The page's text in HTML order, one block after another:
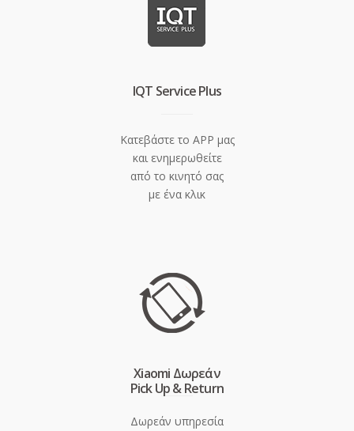
IQT Service Plus
Κατεβάστε το APP μας
και ενημερωθείτε
από το κινητό σας
με ένα κλικ
Xiaomi Δωρεάν
Pick Up & Return
Δωρεάν υπηρεσία